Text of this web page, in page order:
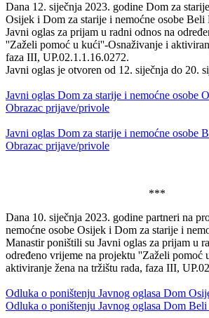
Dana 12. siječnja 2023. godine Dom za
Osijek i Dom za starije i nemoćne osobe
Javni oglas za prijam u radni odnos na
''Zaželi pomoć u kući''-Osnaživanje i
faza III, UP.02.1.1.16.0272.
Javni oglas je otvoren od 12. siječnja do 20.
Javni oglas Dom za starije i nemoćne osobe
Obrazac prijave/privole
Javni oglas Dom za starije i nemoćne osobe
Obrazac prijave/privole
***
Dana 10. siječnja 2023. godine partneri na
nemoćne osobe Osijek i Dom za starije i
Manastir poništili su Javni oglas za prijam u
određeno vrijeme na projektu ''Zaželi pomoć
aktiviranje žena na tržištu rada, faza III,
Odluka o poništenju Javnog oglasa Dom
Odluka o poništenju Javnog oglasa Dom